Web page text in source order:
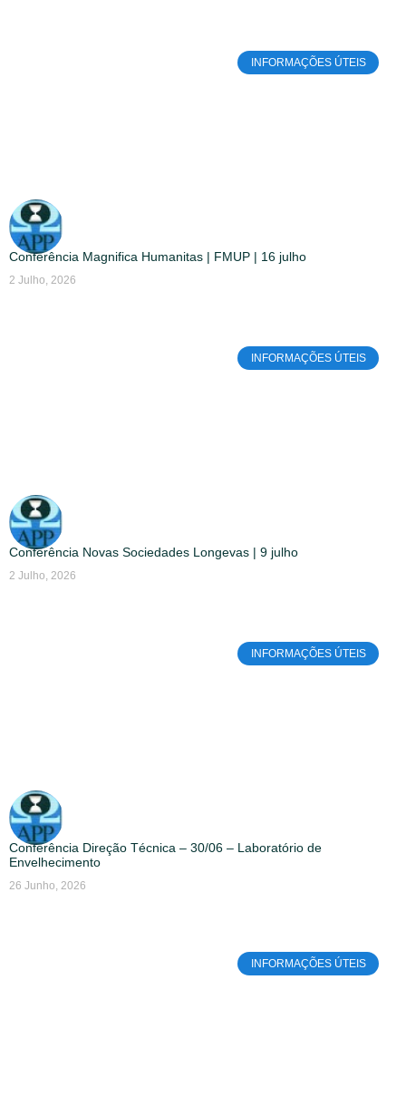
INFORMAÇÕES ÚTEIS
Conferência Magnifica Humanitas | FMUP | 16 julho
2 Julho, 2026
INFORMAÇÕES ÚTEIS
Conferência Novas Sociedades Longevas | 9 julho
2 Julho, 2026
INFORMAÇÕES ÚTEIS
Conferência Direção Técnica – 30/06 – Laboratório de
Envelhecimento
26 Junho, 2026
INFORMAÇÕES ÚTEIS